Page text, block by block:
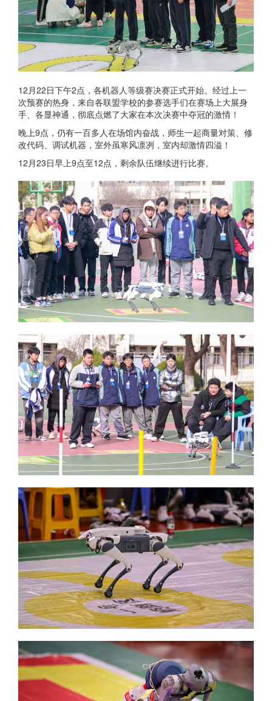
12月22日下午2点，各机器人等级赛决赛正式开始。经过上一
次预赛的热身，来自各联盟学校的参赛选手们在赛场上大展身
手、各显神通，彻底点燃了大家在本次决赛中夺冠的激情！
晚上9点，仍有一百多人在场馆内奋战，师生一起商量对策、修
改代码、调试机器，室外虽寒风凛冽，室内却激情四溢！
12月23日早上9点至12点，剩余队伍继续进行比赛。